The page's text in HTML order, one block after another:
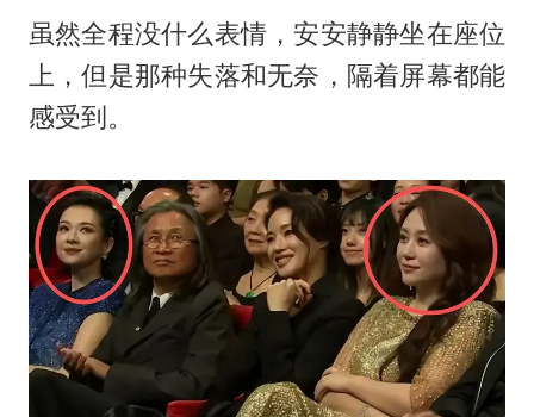
虽然全程没什么表情，安安静静坐在座位
上，但是那种失落和无奈，隔着屏幕都能
感受到。